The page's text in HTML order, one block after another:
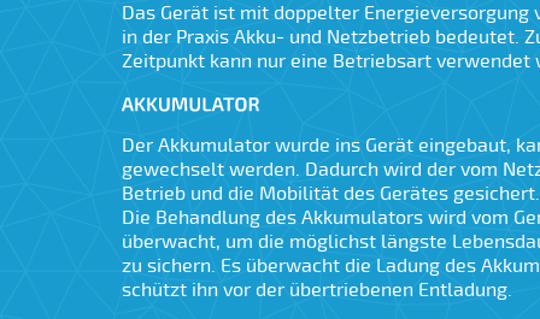
Das Gerät ist mit doppelter Energieversorgung
in der Praxis Akku- und Netzbetrieb bedeutet.
Zeitpunkt kann nur eine Betriebsart verwendet
Der Akkumulator wurde ins Gerät eingebaut,
gewechselt werden. Dadurch wird der vom
Betrieb und die Mobilität des Gerätes gesichert.
Die Behandlung des Akkumulators wird vom
überwacht, um die möglichst längste
zu sichern. Es überwacht die Ladung des
schützt ihn vor der übertriebenen Entladung.